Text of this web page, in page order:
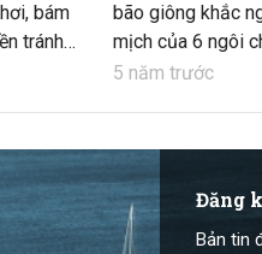
bám
tránh
cá
bão giông khắc
mịch của 6 ngôi
Trường Sa
5 năm trước
Đăng
Bản tin